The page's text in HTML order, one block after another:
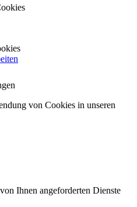
von Cookies in unseren
Ihnen angeforderten Dienste